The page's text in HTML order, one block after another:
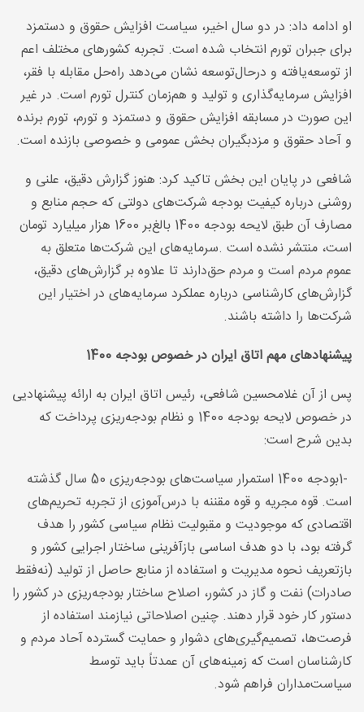
او ادامه داد: در دو سال اخیر، سیاست افزایش حقوق و دستمزد
برای جبران تورم انتخاب ‌شده است. تجربه کشورهای مختلف اعم
از توسعه‌یافته و درحال‌توسعه نشان می‌دهد راه‌حل مقابله با فقر،
افزایش سرمایه‌گذاری و تولید و هم‌زمان کنترل تورم است. در غیر
این صورت در مسابقه افزایش حقوق و دستمزد و تورم، تورم برنده
و آحاد حقوق و مزدبگیران بخش عمومی و خصوصی بازنده است.
شافعی در پایان این بخش تاکید کرد: هنوز گزارش دقیق، علنی و
روشنی درباره کیفیت بودجه شرکت‌های دولتی که حجم منابع و
مصارف آن طبق لایحه بودجه 1400 بالغ‌بر 1600 هزار میلیارد تومان
است، منتشر نشده است .سرمایه‌های این شرکت‌ها متعلق به
عموم مردم است و مردم حق‌دارند تا علاوه بر گزارش‌های دقیق،
گزارش‌های کارشناسی درباره عملکرد سرمایه‌های در اختیار این
شرکت‌ها را داشته باشند.
پیشنهادهای مهم اتاق ایران در خصوص بودجه 1400
پس از آن غلامحسین شافعی، رئیس اتاق ایران به ارائه پیشنهادیی
در خصوص لایحه بودجه 1400 و نظام بودجه‌ریزی پرداخت که
بدین شرح است:
1-
بودجه 1400 استمرار سیاست‌های بودجه‌ریزی 50 سال گذشته
است. قوه مجریه و قوه مقننه با درس‌آموزی از تجربه تحریم‌های
اقتصادی که موجودیت و مقبولیت نظام سیاسی کشور را هدف
گرفته بود، با دو هدف اساسی بازآفرینی ساختار اجرایی کشور و
بازتعریف نحوه مدیریت و استفاده از منابع حاصل از تولید (نه‌فقط
صادرات) نفت و گاز در کشور، اصلاح ساختار بودجه‌ریزی در کشور را
دستور کار خود قرار دهند. چنین اصلاحاتی نیازمند استفاده از
فرصت‌ها، تصمیم‌گیری‌های دشوار و حمایت گسترده آحاد مردم و
کارشناسان است که زمینه‌های آن عمدتاً باید توسط
سیاست‌مداران فراهم شود.